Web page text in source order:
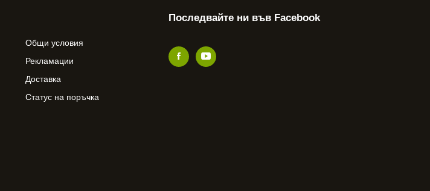
Общи условия
Рекламации
Доставка
Статус на поръчка
Последвайте ни във Facebook